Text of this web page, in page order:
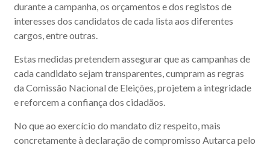
durante a campanha, os orçamentos e dos registos de
interesses dos candidatos de cada lista aos diferentes
cargos, entre outras.
Estas medidas pretendem assegurar que as campanhas de
cada candidato sejam transparentes, cumpram as regras
da Comissão Nacional de Eleições, projetem a integridade
e reforcem a confiança dos cidadãos.
No que ao exercício do mandato diz respeito, mais
concretamente à declaração de compromisso Autarca pelo